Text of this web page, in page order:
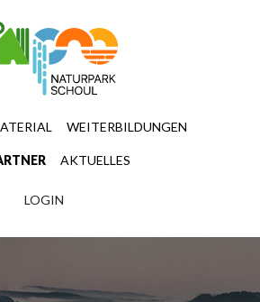
WEITERBILDUNGEN
AKTUELLES
LOGIN